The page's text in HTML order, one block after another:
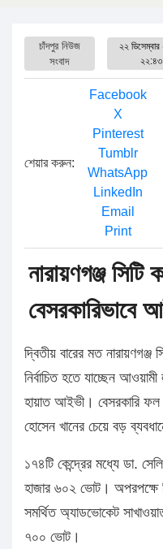
চাঁদপুর নিউজ
সংবাদ
২২ ডিসেম্বার
২২:৪৩
শেয়ার করুন:
Facebook
X
Pinterest
Tumblr
WhatsApp
LinkedIn
Email
Print
নারায়ণগঞ্জ সিটি
বেসরকারিভাবে
দ্বিতীয় বারের মত
নির্বাচিত হতে যাচ্ছেন
হায়াত আইভী। বেসরকারি ফল
হোসেন খানের চেয়ে বড়
১৭৪টি কেন্দ্রের মধ্যে ডা.
হাজার ৬০২ ভোট। অপরপক্ষে
সমর্থিত অ্যাডভোকেট
৭০০ ভোট।